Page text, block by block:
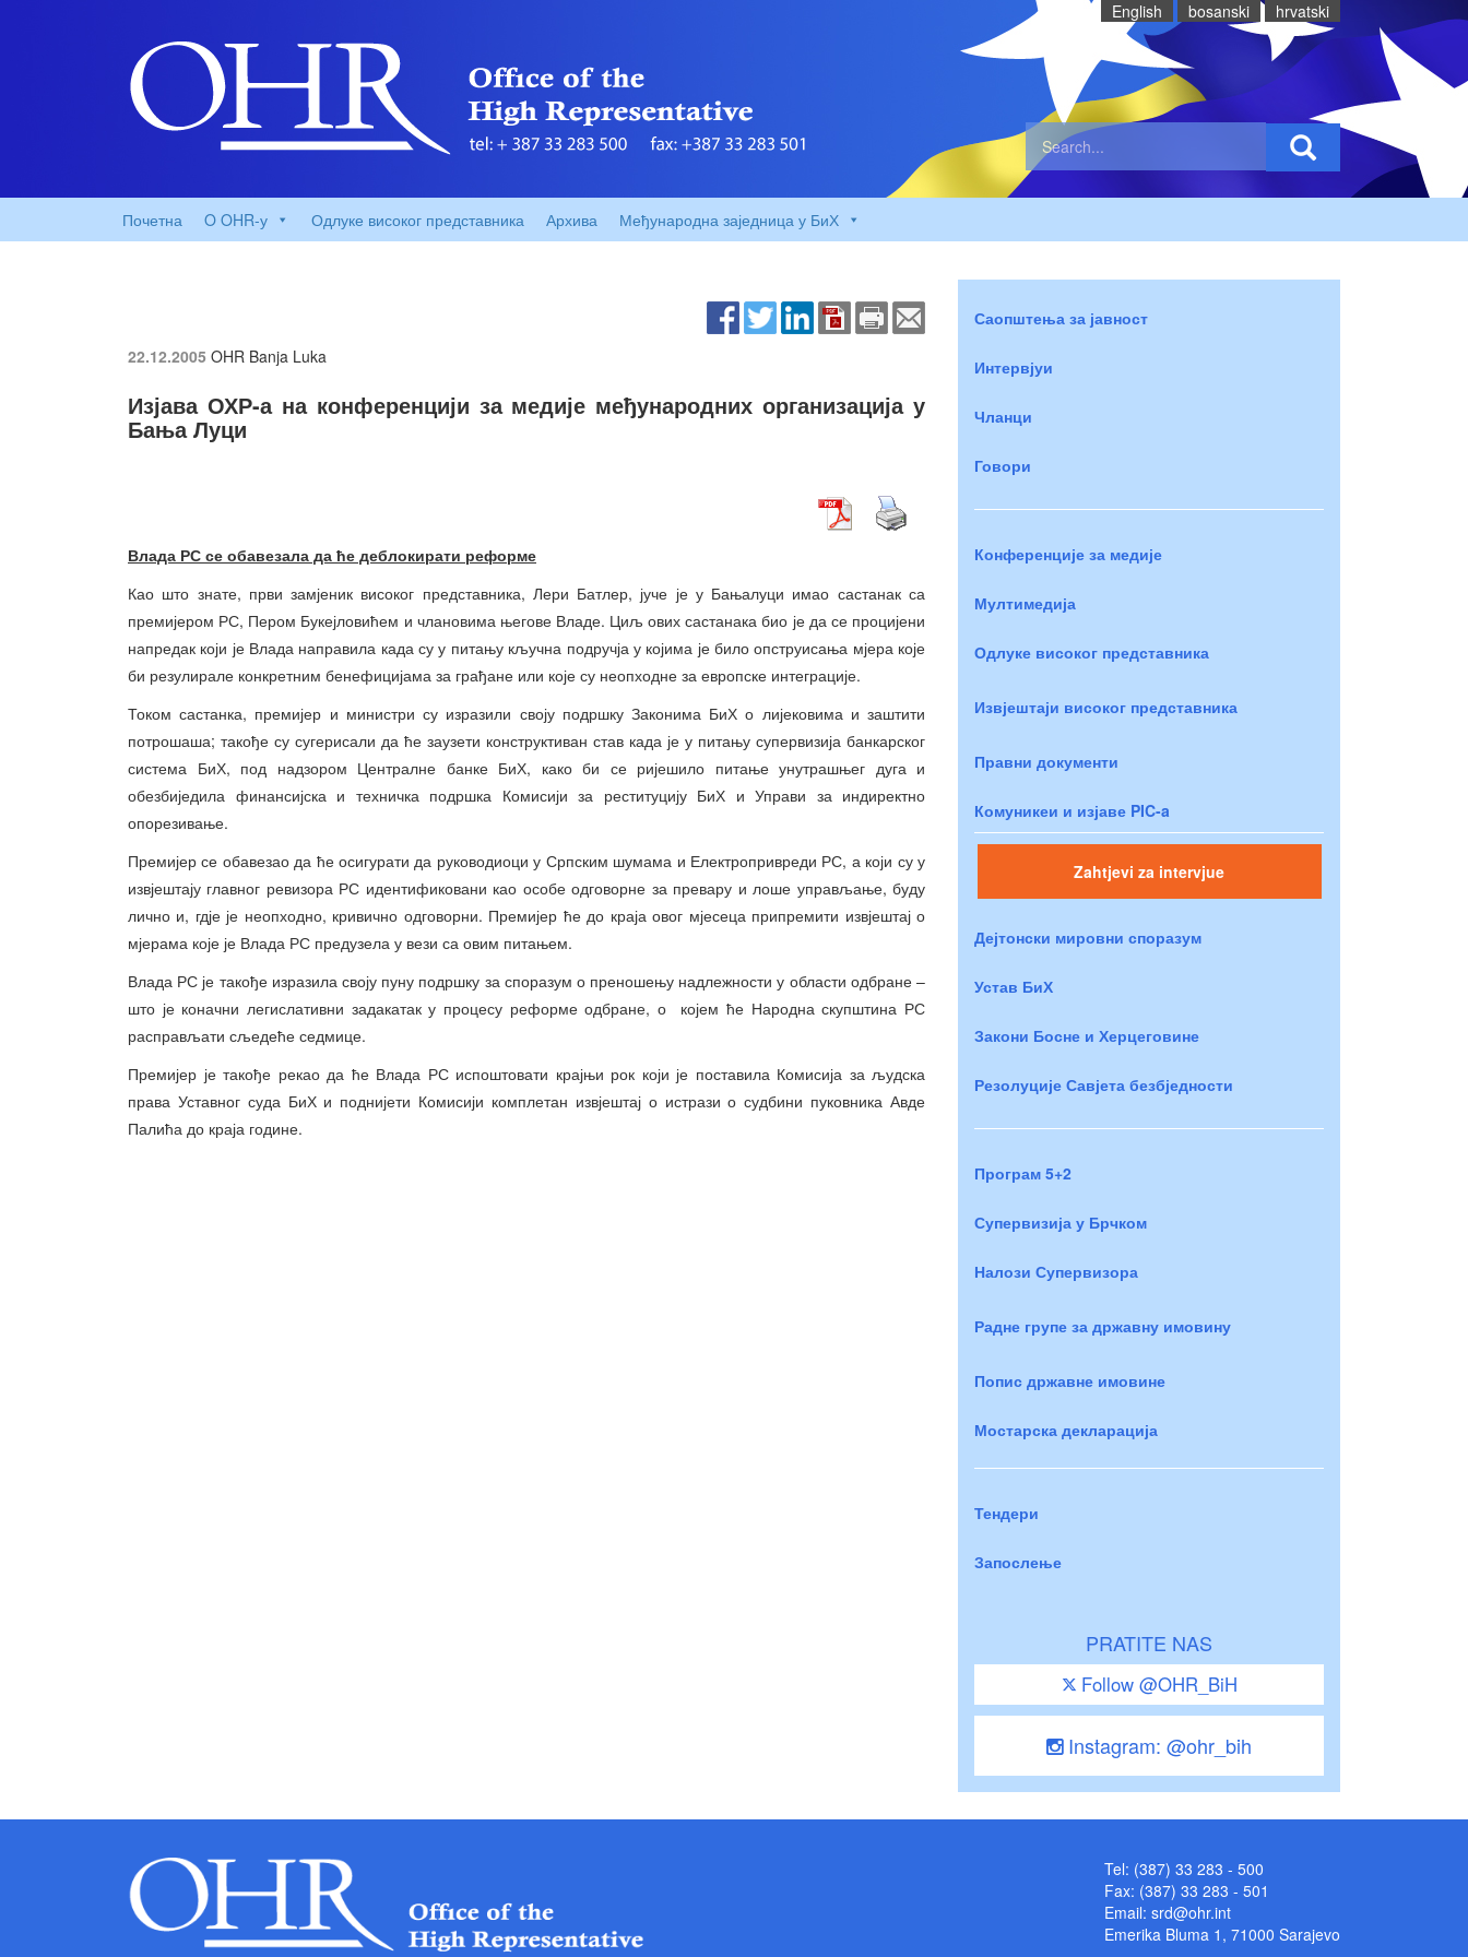
English bosanski hrvatski
Почетна O OHR-у Одлуке високог представника Архива Међународна заједница у БиХ
22.12.2005 OHR Banja Luka
Изјава ОХР-а на конференцији за медије међународних организација у
Бања Луци
Влада РС се обавезала да ће деблокирати реформе
Као што знате, први замјеник високог представника, Лери Батлер, јуче је у Бањалуци имао састанак са
премијером РС, Пером Букејловићем и члановима његове Владе. Циљ ових састанака био је да се процијени
напредак који је Влада направила када су у питању кључна подручја у којима је било опструисања мјера које
би резулирале конкретним бенефицијама за грађане или које су неопходне за европске интеграције.
Током састанка, премијер и министри су изразили своју подршку Законима БиХ о лијековима и заштити
потрошаша; такође су сугерисали да ће заузети конструктиван став када је у питању супервизија банкарског
система БиХ, под надзором Централне банке БиХ, како би се ријешило питање унутрашњег дуга и
обезбиједила финансијска и техничка подршка Комисији за реституцију БиХ и Управи за индиректно
опорезивање.
Премијер се обавезао да ће осигурати да руководиоци у Српским шумама и Електропривреди РС, а који су у
извјештају главног ревизора РС идентификовани као особе одговорне за превару и лоше управљање, буду
лично и, гдје је неопходно, кривично одговорни. Премијер ће до краја овог мјесеца припремити извјештај о
мјерама које је Влада РС предузела у вези са овим питањем.
Влада РС је такође изразила своју пуну подршку за споразум о преношењу надлежности у области одбране –
што је коначни легислативни задакатак у процесу реформе одбране, о којем ће Народна скупштина РС
расправљати сљедеће седмице.
Премијер је такође рекао да ће Влада РС испоштовати крајњи рок који је поставила Комисија за људска
права Уставног суда БиХ и поднијети Комисији комплетан извјештај о истрази о судбини пуковника Авде
Палића до краја године.
Саопштења за јавност
Интервјуи
Чланци
Говори
Конференције за медије
Мултимедија
Одлуке високог представника
Извјештаји високог представника
Правни документи
Комуникеи и изјаве PIC-a
Zahtjevi za intervjue
Дејтонски мировни споразум
Устав БиХ
Закони Босне и Херцеговине
Резолуције Савјета безбједности
Програм 5+2
Супервизија у Брчком
Налози Супервизора
Радне групе за државну имовину
Попис државне имовине
Мостарска декларација
Тендери
Запослење
PRATITE NAS
Follow @OHR_BiH
Instagram: @ohr_bih
Tel: (387) 33 283 - 500
Fax: (387) 33 283 - 501
Email: srd@ohr.int
Emerika Bluma 1, 71000 Sarajevo